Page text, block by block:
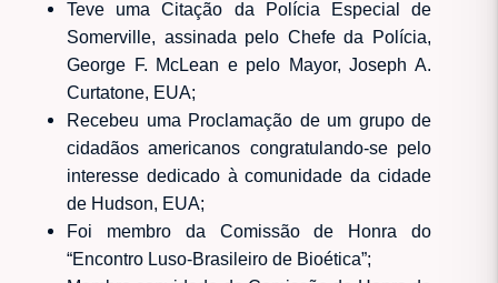
Teve uma Citação da Polícia Especial de
Somerville, assinada pelo Chefe da Polícia,
George F. McLean e pelo Mayor, Joseph A.
Curtatone, EUA;
Recebeu uma Proclamação de um grupo de
cidadãos americanos congratulando-se pelo
interesse dedicado à comunidade da cidade
de Hudson, EUA;
Foi membro da Comissão de Honra do
“Encontro Luso-Brasileiro de Bioética”;